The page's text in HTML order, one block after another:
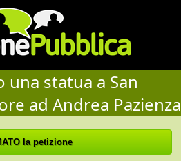
una statua a San
ad Andrea Pazienza